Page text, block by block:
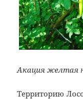
Акация желтая
Территорию